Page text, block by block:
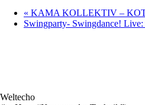
« KAMA KOLLEKTIV –
Swingparty- Swingdance!
Weltecho